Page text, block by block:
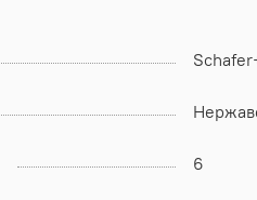
6